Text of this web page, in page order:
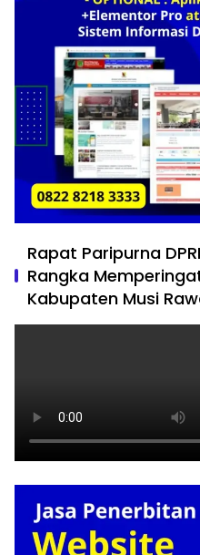
Rapat Paripurna
Rangka
Kabupaten Musi